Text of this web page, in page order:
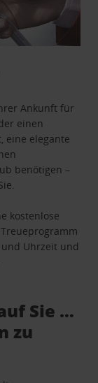
Ankunft für
einen
eine elegante
benötigen –
kostenlose
und Uhrzeit und
Sie …
zu